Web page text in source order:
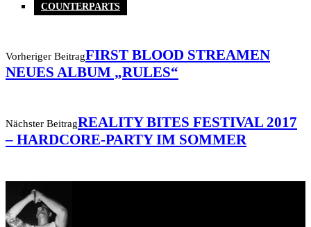
COUNTERPARTS
Vorheriger BeitragFIRST BLOOD STREAMEN
NEUES ALBUM „RULES“
Nächster BeitragREALITY BITES FESTIVAL 2017
– HARDCORE-PARTY IM SOMMER